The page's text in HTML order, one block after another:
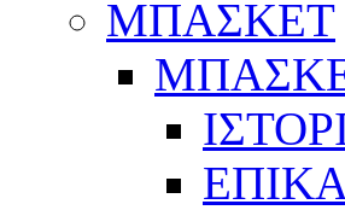
ΜΠΑΣΚΕΤ